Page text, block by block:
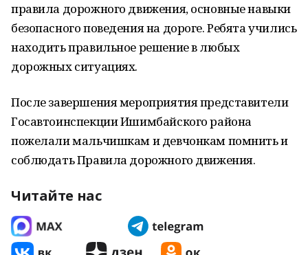
правила дорожного движения, основные навыки
безопасного поведения на дороге. Ребята учились
находить правильное решение в любых
дорожных ситуациях.
После завершения мероприятия представители
Госавтоинспекции Ишимбайского района
пожелали мальчишкам и девчонкам помнить и
соблюдать Правила дорожного движения.
Читайте нас